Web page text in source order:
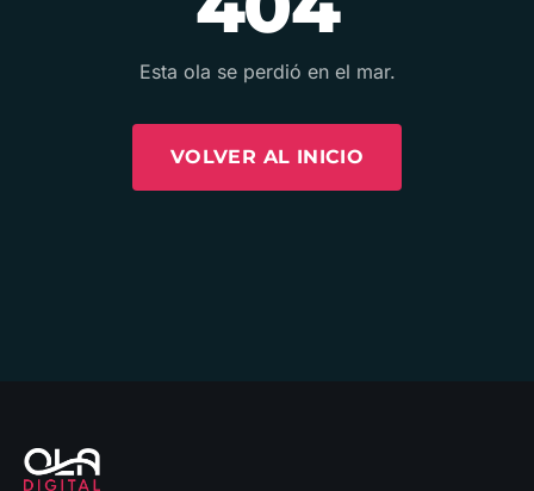
Esta ola se perdió en el mar.
VOLVER AL INICIO